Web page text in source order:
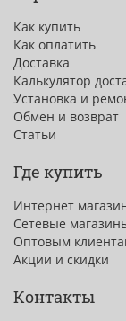
Как купить
Как оплатить
Доставка
Калькулятор
Установка и
Обмен и возврат
Статьи
Где купить
Интернет
Сетевые
Оптовым
Акции и скидки
Контакты